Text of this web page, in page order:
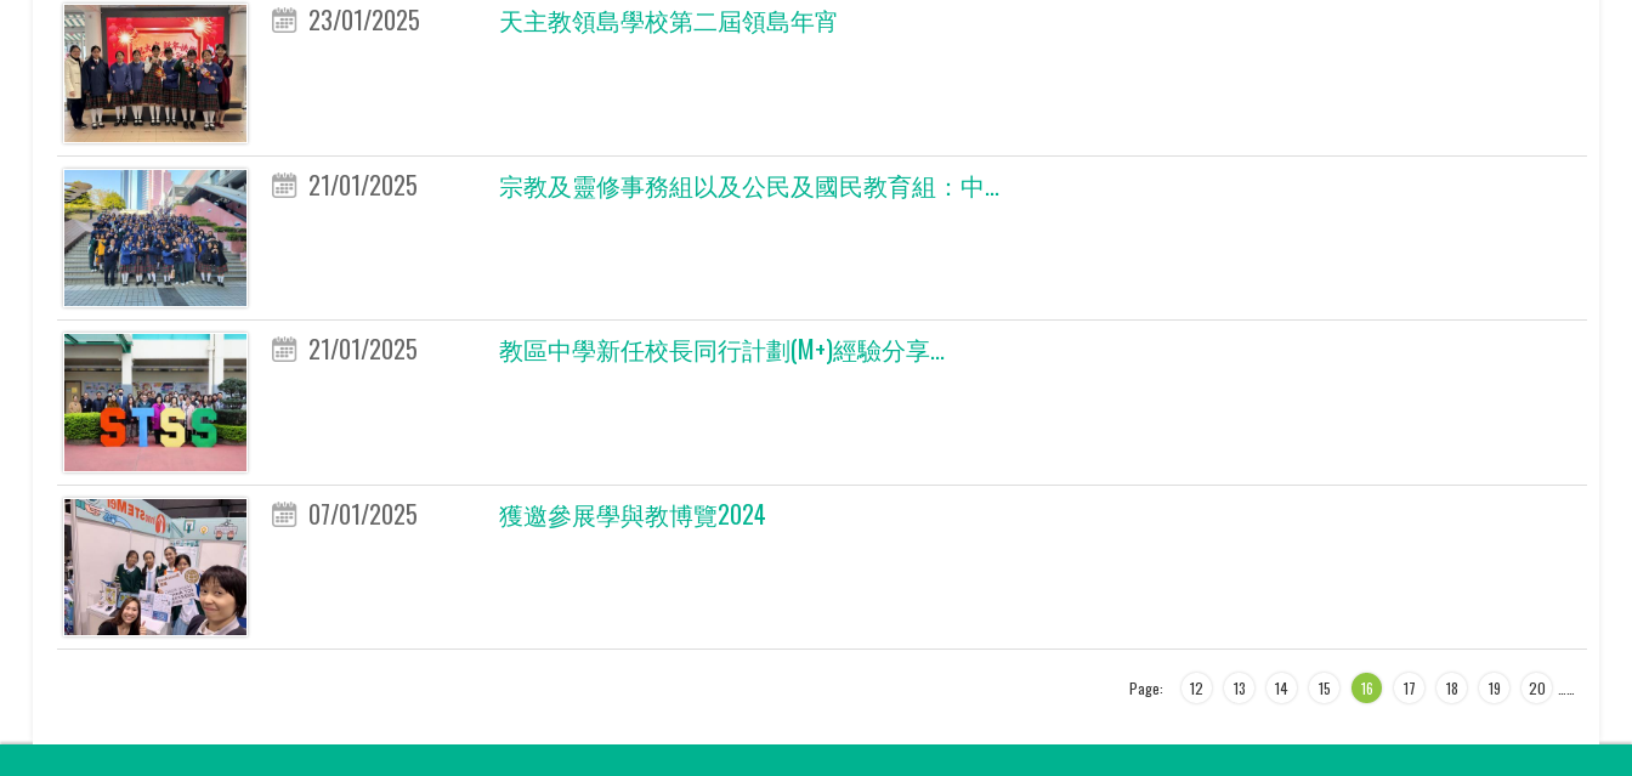
23/01/2025 天主教領島學校第二屆領島年宵
21/01/2025 宗教及靈修事務組以及公民及國民教育組：中...
21/01/2025 教區中學新任校長同行計劃(M+)經驗分享...
07/01/2025 獲邀參展學與教博覽2024
Page: 12 13 14 15 16 17 18 19 20